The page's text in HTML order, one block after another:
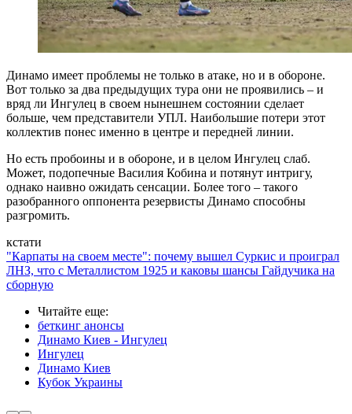
Динамо имеет проблемы не только в атаке, но и в обороне.
Вот только за два предыдущих тура они не проявились – и
вряд ли Ингулец в своем нынешнем состоянии сделает
больше, чем представители УПЛ. Наибольшие потери этот
коллектив понес именно в центре и передней линии.
Но есть пробоины и в обороне, и в целом Ингулец слаб.
Может, подопечные Василия Кобина и потянут интригу,
однако наивно ожидать сенсации. Более того – такого
разобранного оппонента резервисты Динамо способны
разгромить.
кстати
"Карпаты на своем месте": почему вышел Суркис и проиграл
ЛНЗ, что с Металлистом 1925 и каковы шансы Гайдучика на
сборную
Читайте еще:
беткинг анонсы
Динамо Киев - Ингулец
Ингулец
Динамо Киев
Кубок Украины